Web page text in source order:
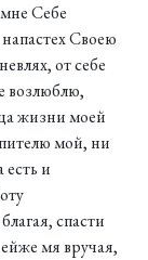
Себе
Своею
от себе
возлюблю,
жизни моей
мой, ни
и
спасти
мя вручая,